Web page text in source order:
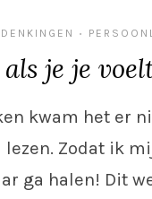
•
je je
kwam het er
lezen. Zodat ik
ga halen! Dit